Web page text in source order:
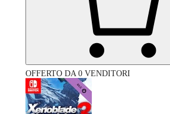
OFFERTO DA 0 VENDITORI